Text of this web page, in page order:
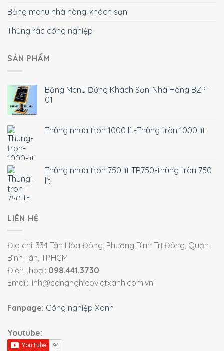
Bảng menu nhà hàng-khách sạn
Thùng rác công nghiệp
SẢN PHẨM
Bảng Menu Đứng Khách Sạn-Nhà Hàng BZP-
01
Thùng nhựa tròn 1000 lít-Thùng tròn 1000 lít
Thùng nhựa tròn 750 lít TR750-thùng tròn 750
lít
LIÊN HỆ
Địa chỉ: 334 Tân Hòa Đông, Phường Bình Trị Đông, Quận
Bình Tân, TP.HCM
Điện thoại: 098.441.3730
Email: linh@congnghiepvietxanh.com.vn
Fanpage: Công nghiệp Xanh
Youtube: